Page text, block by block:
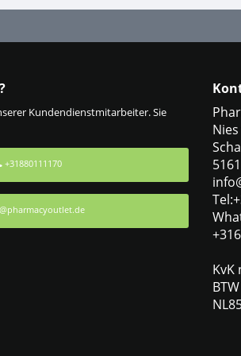
Kundendienstmitarbeiter. Sie
+31880111170
KvK